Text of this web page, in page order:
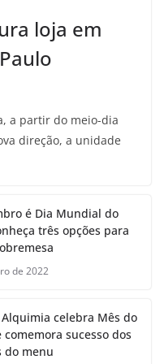
loja em
a partir do meio-dia
direção, a unidade
é Dia Mundial do
três opções para
de 2022
celebra Mês do
comemora sucesso dos
do menu